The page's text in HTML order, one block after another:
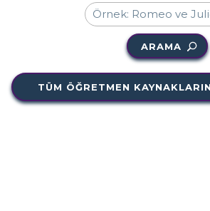
ARAMA
TÜM ÖĞRETMEN